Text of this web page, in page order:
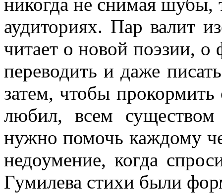
аудиториях. Пар валит
читает о новой поэзии, о
переводить и даже
затем, чтобы
любил, всем
нужно помочь каждому
недоумение, когда
Гумилева стихи были